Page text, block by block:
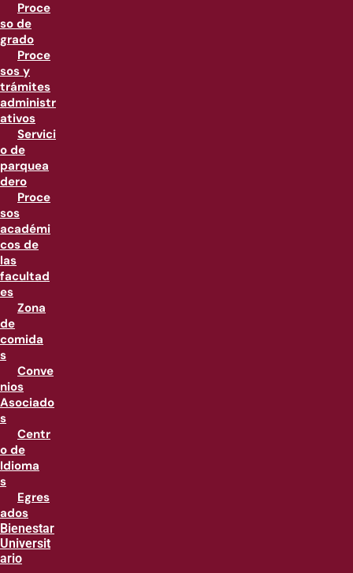
Proce
so de
grado
Proce
sos y
trámites
administr
ativos
Servici
o de
parquea
dero
Proce
sos
académi
cos de
las
facultad
es
Zona
de
comida
s
Conve
nios
Asociado
s
Centr
o de
Idioma
s
Egres
ados
Bienestar
Universit
ario